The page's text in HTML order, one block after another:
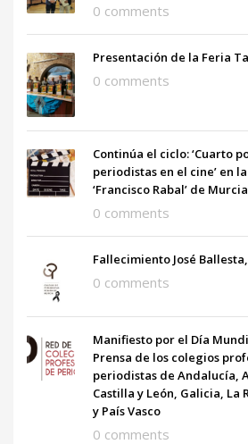
0 comments
Presentación de la Feria
0 comments
Continúa el ciclo: ‘Cuarto
periodistas en el cine’ en
‘Francisco Rabal’ de Murcia
0 comments
Fallecimiento José
0 comments
Manifiesto por el Día
Prensa de los colegios
periodistas de Andalucía,
Castilla y León, Galicia, La
y País Vasco
0 comments